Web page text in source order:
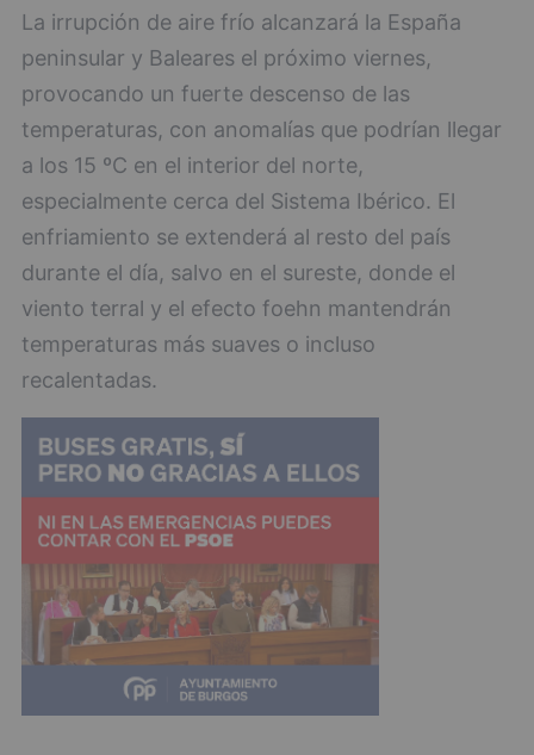
La irrupción de aire frío alcanzará la España
peninsular y Baleares el próximo viernes,
provocando un fuerte descenso de las
temperaturas, con anomalías que podrían llegar
a los 15 ºC en el interior del norte,
especialmente cerca del Sistema Ibérico. El
enfriamiento se extenderá al resto del país
durante el día, salvo en el sureste, donde el
viento terral y el efecto foehn mantendrán
temperaturas más suaves o incluso
recalentadas.